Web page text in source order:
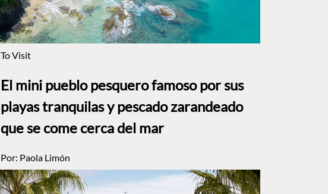
To Visit
El mini pueblo pesquero famoso por sus
playas tranquilas y pescado zarandeado
que se come cerca del mar
Por: Paola Limón